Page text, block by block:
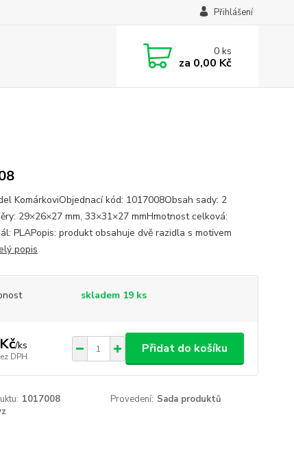
Přihlášení
0ks
za 0,00 Kč
KomárkoviObjednací kód: 1017008Obsah sady: 2
29×26×27 mm, 33×31×27 mmHmotnost celková:
PLAPopis: produkt obsahuje dvě razidla s motivem
popis
skladem 19 ks
/ks
DPH
Přidat do košíku
1017008 Provedení: Sada produktů